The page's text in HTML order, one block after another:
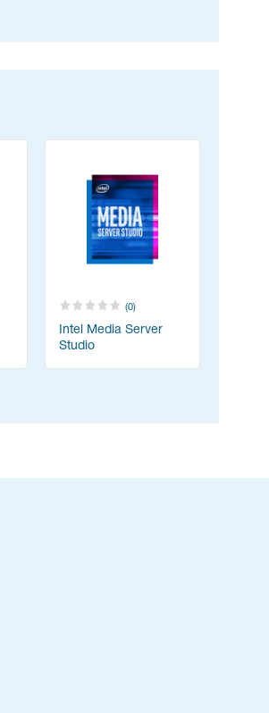
(0)
Intel Media Server
Studio